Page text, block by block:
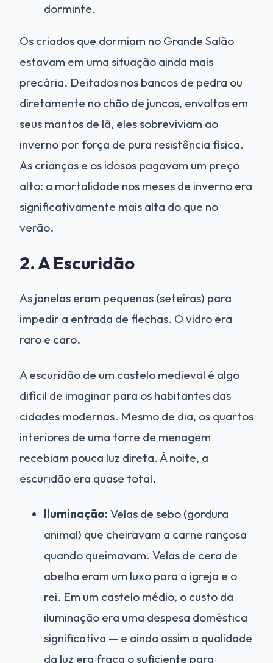
dorminte.
Os criados que dormiam no Grande Salão
estavam em uma situação ainda mais
precária. Deitados nos bancos de pedra ou
diretamente no chão de juncos, envoltos em
seus mantos de lã, eles sobreviviam ao
inverno por força de pura resistência física.
As crianças e os idosos pagavam um preço
alto: a mortalidade nos meses de inverno era
significativamente mais alta do que no
verão.
2. A Escuridão
As janelas eram pequenas (seteiras) para
impedir a entrada de flechas. O vidro era
raro e caro.
A escuridão de um castelo medieval é algo
difícil de imaginar para os habitantes das
cidades modernas. Mesmo de dia, os quartos
interiores de uma torre de menagem
recebiam pouca luz direta. À noite, a
escuridão era quase total.
Iluminação: Velas de sebo (gordura
animal) que cheiravam a carne rançosa
quando queimavam. Velas de cera de
abelha eram um luxo para a igreja e o
rei. Em um castelo médio, o custo da
iluminação era uma despesa doméstica
significativa — e ainda assim a qualidade
da luz era fraca o suficiente para